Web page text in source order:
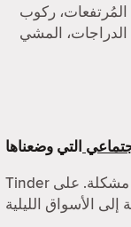
المُرتفعات، ركوب
الدراجات، المشي
Tinder أفضل تطبيق للقاء أشخاص جُدد. أتبحث عن شخص يُشارك اهتماماتِك؟ لا مشكلة. على Tinder، يُمكنك الدردشة مع الناس حول أكثر الأشياء